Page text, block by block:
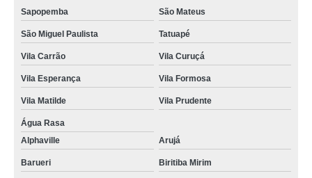
cordão para crachá orçamento Araras
cordão para crachá em poliéster Vila Pompeia
cordão para crachá Vila Sônia
cordões para crachás personalizado Ipiranga
cordão poliéster para crachá Rio Grande da Serra
empresas que fazem fábrica de cordão para crachá Jacareí
cordão de crachá orçamento Pacaembu
Sapopemba São Mateus
São Miguel Paulista Tatuapé
Vila Carrão Vila Curuçá
Vila Esperança Vila Formosa
Vila Matilde Vila Prudente
Água Rasa
Alphaville
Arujá
Barueri Biritiba Mirim